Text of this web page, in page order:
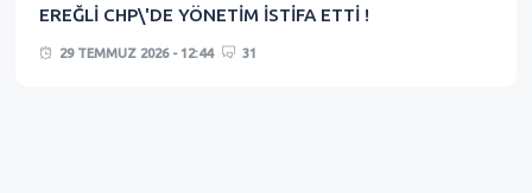
EREĞLİ CHP\'DE YÖNETİM İSTİFA ETTİ !
29 TEMMUZ 2026 - 12:44 31